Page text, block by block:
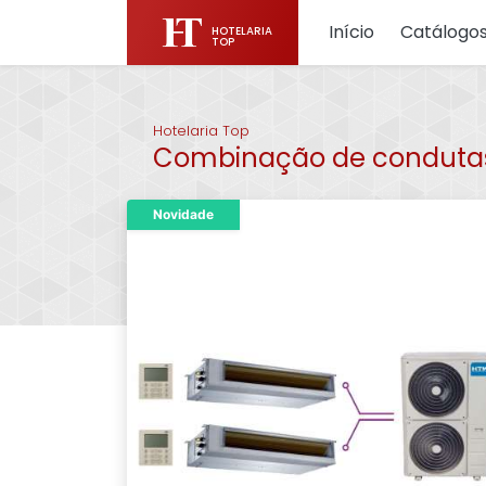
HOTELARIA
TOP Início
Hotelaria Top
Combinação de
Novidade